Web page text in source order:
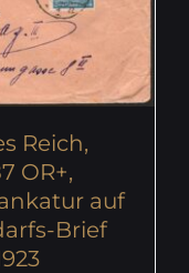
Reich,
OR+,
auf
Brief